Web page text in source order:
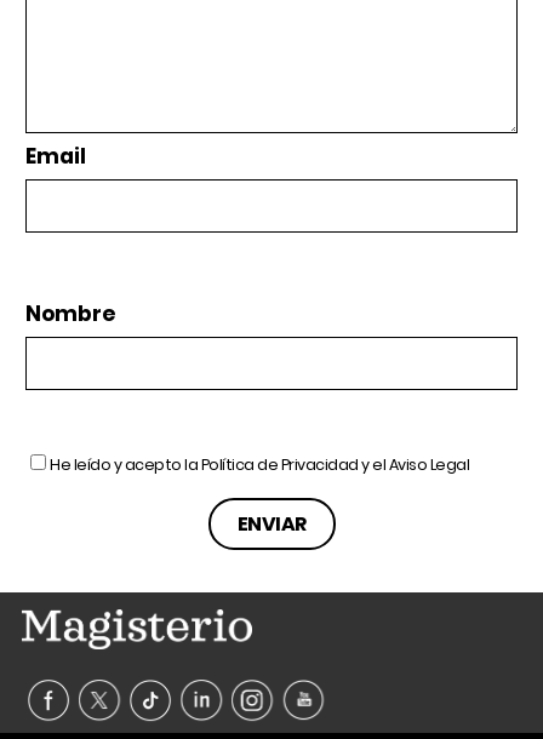
Email
Nombre
He leído y acepto laPolítica de Privacidady elAviso Legal